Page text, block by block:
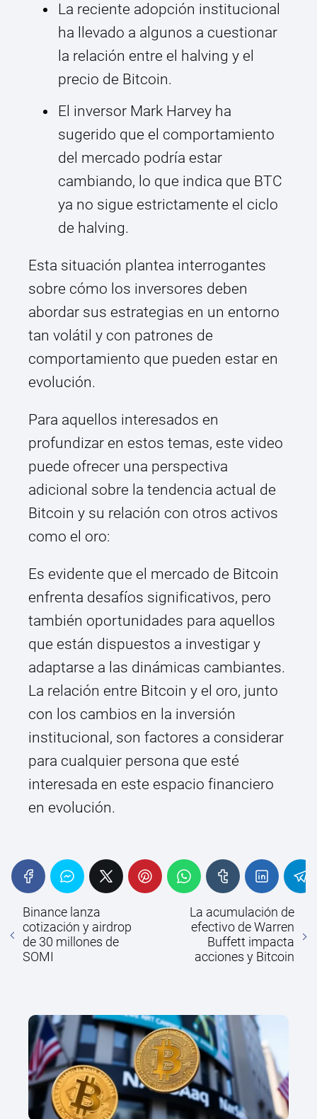
La reciente adopción institucional
ha llevado a algunos a cuestionar
la relación entre el halving y el
precio de Bitcoin.
El inversor Mark Harvey ha
sugerido que el comportamiento
del mercado podría estar
cambiando, lo que indica que BTC
ya no sigue estrictamente el ciclo
de halving.
Esta situación plantea interrogantes
sobre cómo los inversores deben
abordar sus estrategias en un entorno
tan volátil y con patrones de
comportamiento que pueden estar en
evolución.
Para aquellos interesados en
profundizar en estos temas, este video
puede ofrecer una perspectiva
adicional sobre la tendencia actual de
Bitcoin y su relación con otros activos
como el oro:
Es evidente que el mercado de Bitcoin
enfrenta desafíos significativos, pero
también oportunidades para aquellos
que están dispuestos a investigar y
adaptarse a las dinámicas cambiantes.
La relación entre Bitcoin y el oro, junto
con los cambios en la inversión
institucional, son factores a considerar
para cualquier persona que esté
interesada en este espacio financiero
en evolución.
Binance lanza
cotización y airdrop
de 30 millones de
SOMI
La acumulación de
efectivo de Warren
Buffett impacta
acciones y Bitcoin